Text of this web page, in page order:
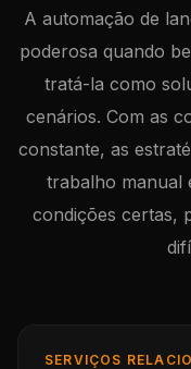
A automação de
poderosa quando
tratá-la como
cenários. Com as
constante, as
trabalho manual
condições certas,
SERVIÇOS